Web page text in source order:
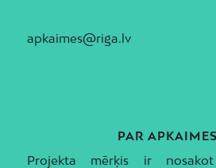
apkaimes@riga.lv
PAR
Projekta mērķis ir